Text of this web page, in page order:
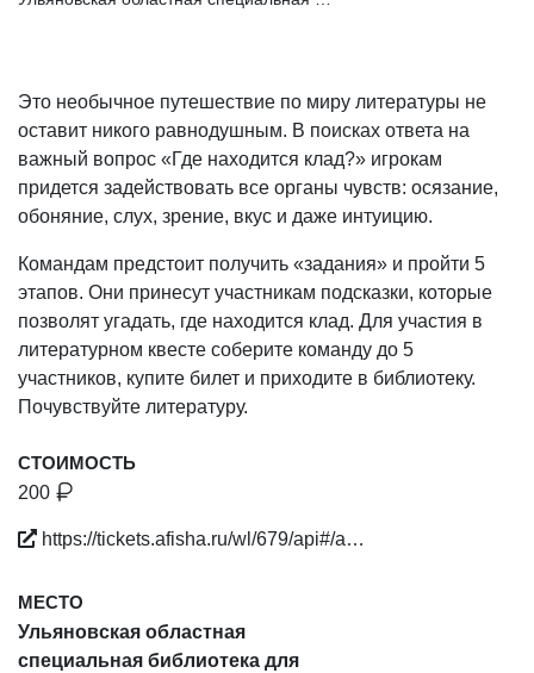
Это необычное путешествие по миру литературы не
оставит никого равнодушным. В поисках ответа на
важный вопрос «Где находится клад?» игрокам
придется задействовать все органы чувств: осязание,
обоняние, слух, зрение, вкус и даже интуицию.
Командам предстоит получить «задания» и пройти 5
этапов. Они принесут участникам подсказки, которые
позволят угадать, где находится клад. Для участия в
литературном квесте соберите команду до 5
участников, купите билет и приходите в библиотеку.
Почувствуйте литературу.
СТОИМОСТЬ
200
https://tickets.afisha.ru/wl/679/api#/a…
МЕСТО
Ульяновская областная
специальная библиотека для